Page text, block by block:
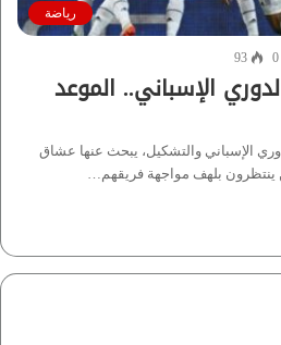
رياضة
0
93
الإسباني.. الموعد
الإسباني والتشكيل، يبحث عنها عشاق
ينتظرون بلهف مواجهة فريقهم…